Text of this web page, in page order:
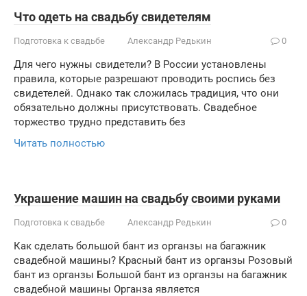
Что одеть на свадьбу свидетелям
Подготовка к свадьбе Александр Редькин 0
Для чего нужны свидетели? В России установлены
правила, которые разрешают проводить роспись без
свидетелей. Однако так сложилась традиция, что они
обязательно должны присутствовать. Свадебное
торжество трудно представить без
Читать полностью
Украшение машин на свадьбу своими руками
Подготовка к свадьбе Александр Редькин 0
Как сделать большой бант из органзы на багажник
свадебной машины? Красный бант из органзы Розовый
бант из органзы Большой бант из органзы на багажник
свадебной машины Органза является